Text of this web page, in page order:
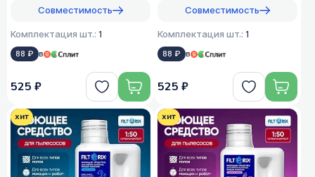
Совместимость
Комплектация шт.: 1
88 ₽ в
525 ₽
Совместимость
Комплектация шт.: 1
88 ₽ в
525 ₽
хит хит